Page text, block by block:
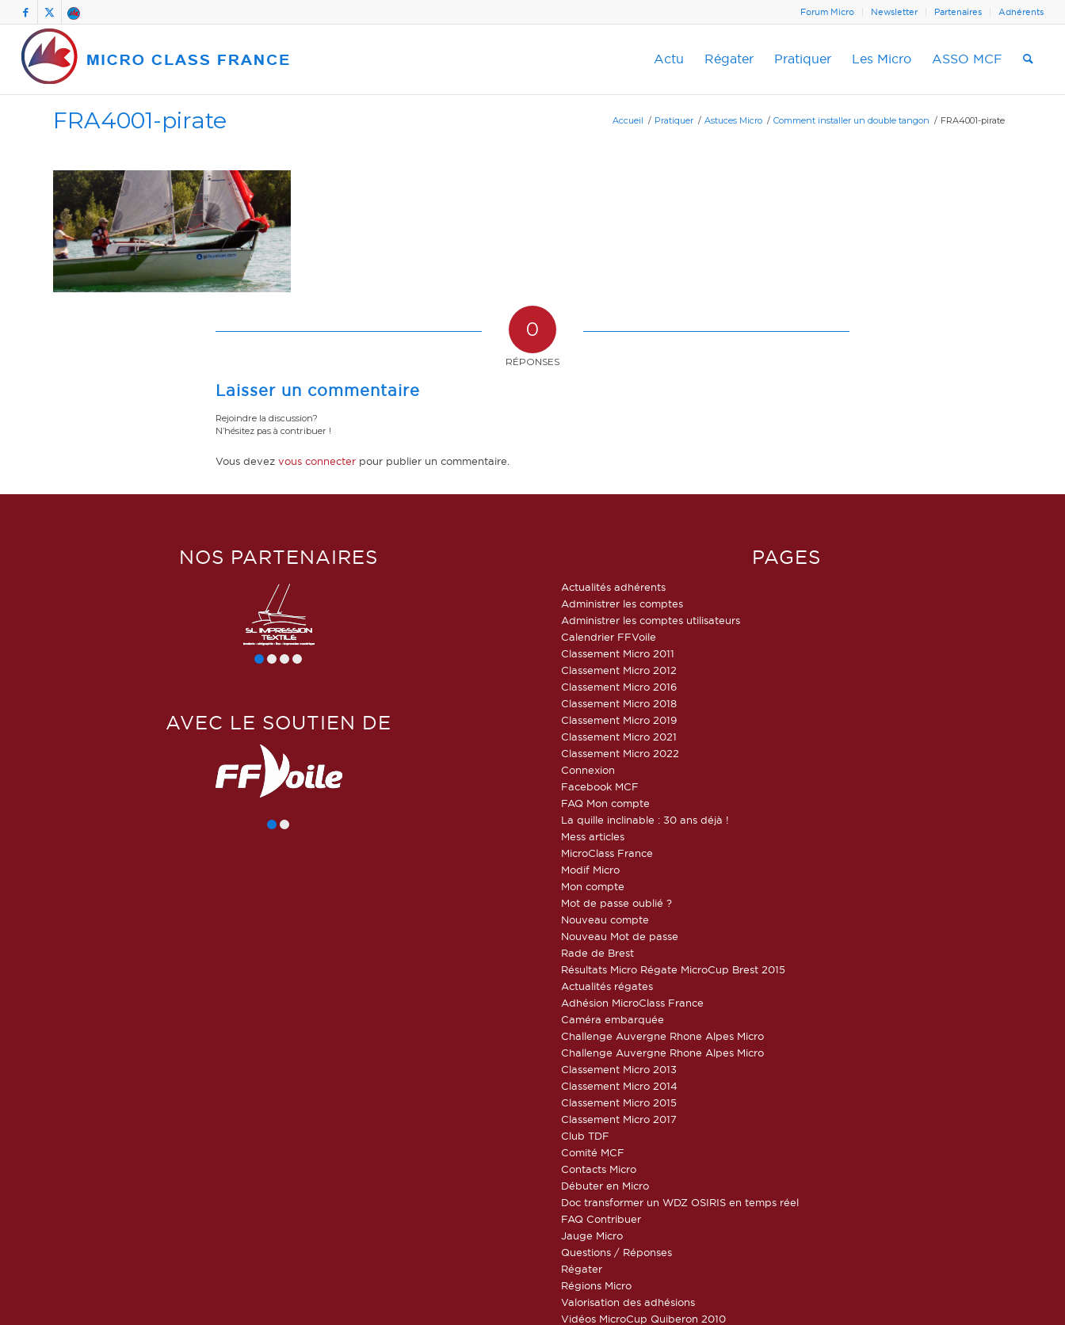
Forum Micro Newsletter Partenaires Adhérents
Actu Régater Pratiquer Les Micro ASSO MCF
FRA4001-pirate Accueil / Pratiquer / Astuces Micro / Comment installer un double tangon / FRA4001-pirate
0
RÉPONSES
Laisser un commentaire
Rejoindre la discussion?
N’hésitez pas à contribuer !
Vous devez vous connecter pour publier un commentaire.
NOS PARTENAIRES
AVEC LE SOUTIEN DE
PAGES
Actualités adhérents
Administrer les comptes
Administrer les comptes utilisateurs
Calendrier FFVoile
Classement Micro 2011
Classement Micro 2012
Classement Micro 2016
Classement Micro 2018
Classement Micro 2019
Classement Micro 2021
Classement Micro 2022
Connexion
Facebook MCF
FAQ Mon compte
La quille inclinable : 30 ans déjà !
Mess articles
MicroClass France
Modif Micro
Mon compte
Mot de passe oublié ?
Nouveau compte
Nouveau Mot de passe
Rade de Brest
Résultats Micro Régate MicroCup Brest 2015
Actualités régates
Adhésion MicroClass France
Caméra embarquée
Challenge Auvergne Rhone Alpes Micro
Challenge Auvergne Rhone Alpes Micro
Classement Micro 2013
Classement Micro 2014
Classement Micro 2015
Classement Micro 2017
Club TDF
Comité MCF
Contacts Micro
Débuter en Micro
Doc transformer un WDZ OSIRIS en temps réel
FAQ Contribuer
Jauge Micro
Questions / Réponses
Régater
Régions Micro
Valorisation des adhésions
Vidéos MicroCup Quiberon 2010